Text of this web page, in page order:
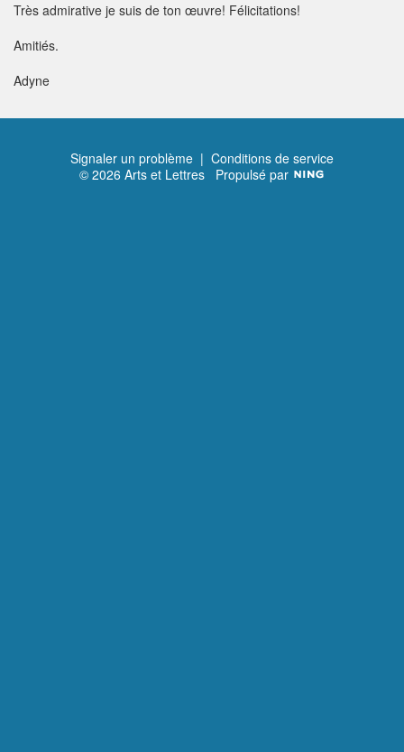
Très admirative je suis de ton œuvre! Félicitations!
Amitiés.
Adyne
Signaler un problème | Conditions de service
© 2026 Arts et Lettres Propulsé par